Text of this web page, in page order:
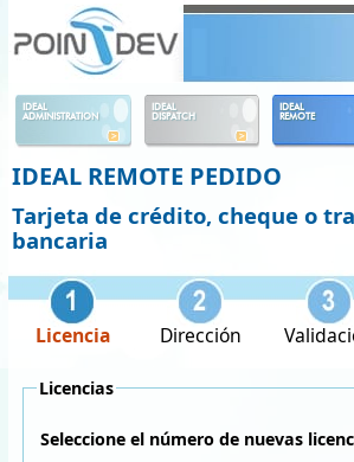
IDEAL
ADMINISTRATION
IDEAL
DISPATCH
IDEAL
REMOTE
IDEAL REMOTE PEDIDO
Tarjeta de crédito, cheque o
bancaria
Licencia Dirección
Licencias
Seleccione el número de nuevas
Panneau de gestion des cookies